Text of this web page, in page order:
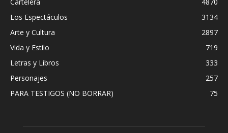
Los Espectáculos
3134
Arte y Cultura
2897
Vida y Estilo
719
Letras y Libros
333
Personajes
257
PARA TESTIGOS (NO BORRAR)
75